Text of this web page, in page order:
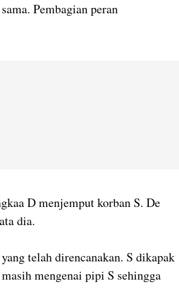
Pembagian peran
D menjemput korban S. De
dia.
telah direncanakan. S dikapak
mengenai pipi S sehingga